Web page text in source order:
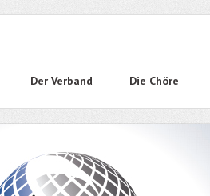
Der Verband Die Chöre